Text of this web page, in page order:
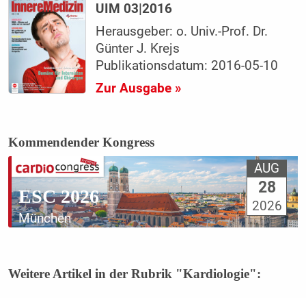
UIM 03|2016
Herausgeber: o. Univ.-Prof. Dr.
Günter J. Krejs
Publikationsdatum: 2016-05-10
Zur Ausgabe »
Kommendender Kongress
ESC 2026
München
AUG
28
2026
Weitere Artikel in der Rubrik "Kardiologie":